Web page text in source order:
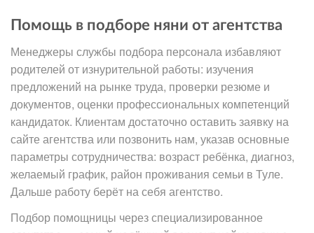
Помощь в подборе няни от агентства
Менеджеры службы подбора персонала избавляют
родителей от изнурительной работы: изучения
предложений на рынке труда, проверки резюме и
документов, оценки профессиональных компетенций
кандидаток. Клиентам достаточно оставить заявку на
сайте агентства или позвонить нам, указав основные
параметры сотрудничества: возраст ребёнка, диагноз,
желаемый график, район проживания семьи в Туле.
Дальше работу берёт на себя агентство.
Подбор помощницы через специализированное